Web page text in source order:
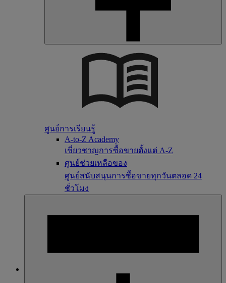
ศูนย์การเรียนรู้
A-to-Z Academy
เชี่ยวชาญการซื้อขายตั้งแต่ A-Z
ศูนย์ช่วยเหลือของ
ศูนย์สนับสนุนการซื้อขายทุกวันตลอด 24
ชั่วโมง